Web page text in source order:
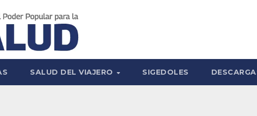
SALUD DEL VIAJERO SIGEDOLES